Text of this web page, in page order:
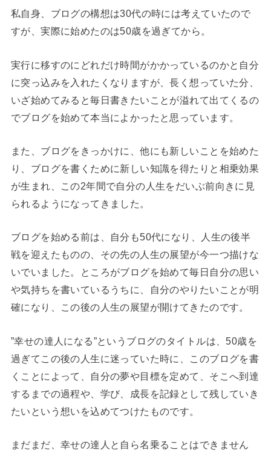
私自身、ブログの構想は30代の時には考えていたので
すが、実際に始めたのは50歳を過ぎてから。
実行に移すのにどれだけ時間がかかっているのかと自分
に突っ込みを入れたくなりますが、長く想っていた分、
いざ始めてみると毎日書きたいことが溢れて出てくるの
でブログを始めて本当によかったと思っています。
また、ブログをきっかけに、他にも新しいことを始めた
り、ブログを書くために新しい知識を得たりと相乗効果
が生まれ、この2年間で自分の人生をだいぶ前向きに見
られるようになってきました。
ブログを始める前は、自分も50代になり、人生の後半
戦を迎えたものの、その先の人生の展望が今一つ描けな
いでいました。ところがブログを始めて毎日自分の思い
や気持ちを書いているうちに、自分のやりたいことが明
確になり、この後の人生の展望が開けてきたのです。
”幸せの達人になる”というブログのタイトルは、50歳を
過ぎてこの後の人生に迷っていた時に、このブログを書
くことによって、自分の夢や目標を定めて、そこへ到達
するまでの過程や、学び、成長を記録として残していき
たいという想いを込めてつけたものです。
まだまだ、幸せの達人と自ら名乗ることはできません